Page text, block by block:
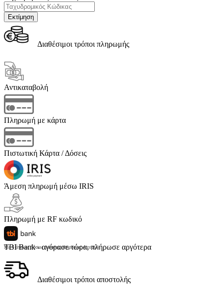
Διαθέσιμοι τρόποι πληρωμής
Αντικαταβολή
Πληρωμή με κάρτα
Πιστωτική Κάρτα / Δόσεις
Άμεση πληρωμή μέσω IRIS
Πληρωμή με RF κωδικό
TBI Bank - αγόρασε τώρα, πλήρωσε αργότερα
Με 4 άτοκες δόσεις (κόστος υπηρεσίας 4 ευρώ)
Διαθέσιμοι τρόποι αποστολής